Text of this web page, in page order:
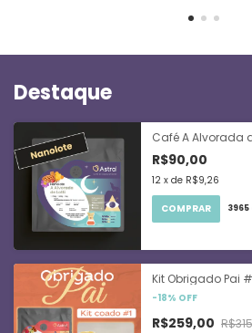
Destaque
Café A Alvorada
R$90,00
12 x de R$9,26
COMPRAR 3965
Kit Obrigado Pai
-18% OFF
R$259,00